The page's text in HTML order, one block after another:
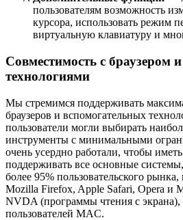
пользователям возможность
курсора, использовать режим
виртуальную клавиатуру и
Совместимость с браузером
технологиями
Мы стремимся поддерживать
браузеров и вспомогательных
пользователи могли выбирать
инструменты с минимальными
очень усердно работали, чтобы
поддерживать все основные
более 95% пользовательского
Mozilla Firefox, Apple Safari, Opera и
NVDA (программы чтения с экрана),
пользователей MAC.